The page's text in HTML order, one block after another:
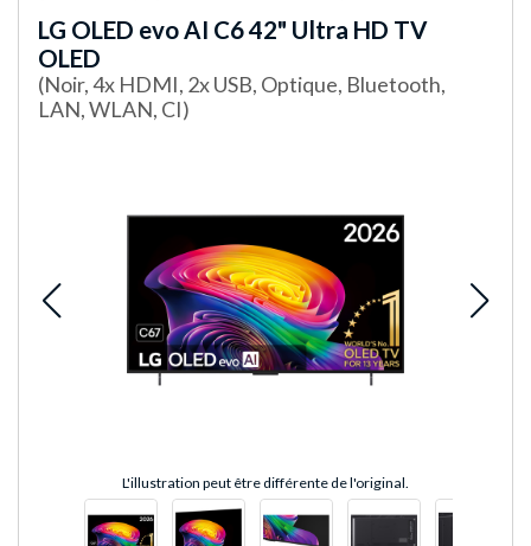
LG OLED evo AI C6 42" Ultra HD TV
OLED
(Noir, 4x HDMI, 2x USB, Optique, Bluetooth,
LAN, WLAN, CI)
L'illustration peut être différente de l'original.